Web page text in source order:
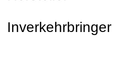
Inverkehrbringer